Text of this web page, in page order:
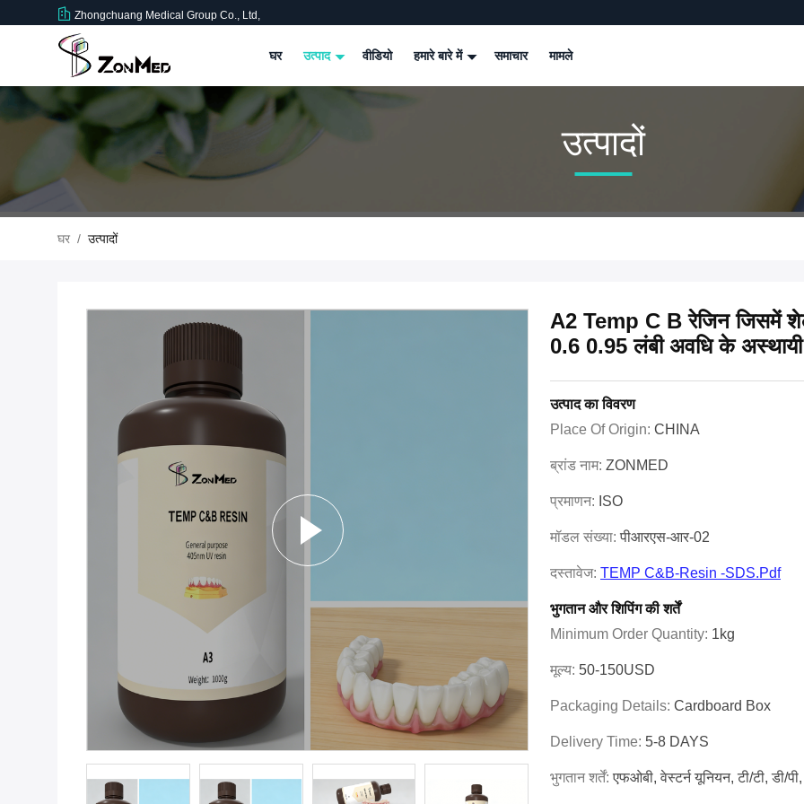
Zhongchuang Medical Group Co., Ltd,
घर उत्पाद वीडियो हमारे बारे में समाचार मामले
उत्पादों
घर / उत्पादों
A2 Temp C B रेजिन जिसमें
0.6 0.95 लंबी अवधि के
उत्पाद का विवरण
Place Of Origin: CHINA
ब्रांड नाम: ZONMED
प्रमाणन: ISO
मॉडल संख्या:पीआरएस-आर-02
दस्तावेज: TEMP C&B-Resin -SDS.pdf
भुगतान और शिपिंग की शर्तें
Minimum Order Quantity: 1kg
मूल्य: 50-150USD
Packaging Details: Cardboard Box
Delivery Time: 5-8 DAYS
भुगतान शर्तें:एफओबी, वेस्टर्न यूनियन, टी/टी, डी/